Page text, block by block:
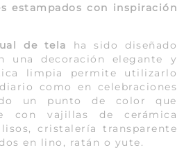
estampados con inspiración
de tela
ha sido diseñado
una decoración elegante y
limpia permite utilizarlo
como en celebraciones
un punto de color que
con vajillas de cerámica
cristalería transparente
en lino, ratán o yute.